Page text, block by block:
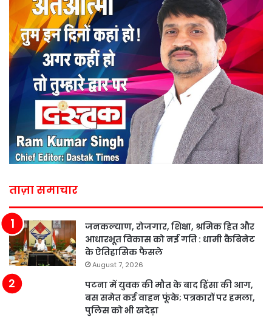
ताज़ा समाचार
जनकल्याण, रोजगार, शिक्षा, श्रमिक हित और
आधारभूत विकास को नई गति : धामी कैबिनेट
के ऐतिहासिक फैसले
August 7, 2026
पटना में युवक की मौत के बाद हिंसा की आग,
बस समेत कई वाहन फूंके; पत्रकारों पर हमला,
पुलिस को भी खदेड़ा